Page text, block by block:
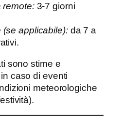
remote:3-7 giorni
applicabile):da 7 a
sono stime e
caso di eventi
meteorologiche